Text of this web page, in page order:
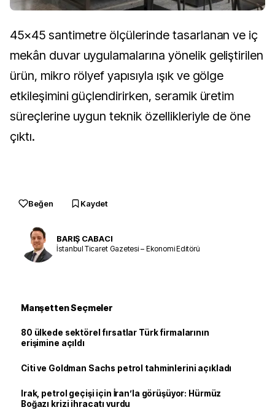
45×45 santimetre ölçülerinde tasarlanan ve iç
mekân duvar uygulamalarına yönelik geliştirilen
ürün, mikro rölyef yapısıyla ışık ve gölge
etkileşimini güçlendirirken, seramik üretim
süreçlerine uygun teknik özellikleriyle de öne
çıktı.
Beğen Kaydet
BARIŞ CABACI
İstanbul Ticaret Gazetesi – Ekonomi Editörü
Manşetten Seçmeler
80 ülkede sektörel fırsatlar Türk firmalarının
erişimine açıldı
Citi ve Goldman Sachs petrol tahminlerini açıkladı
Irak, petrol geçişi için İran’la görüşüyor: Hürmüz
Boğazı krizi ihracatı vurdu